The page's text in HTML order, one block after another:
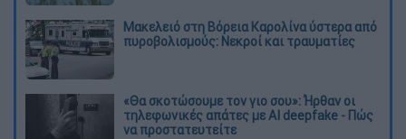
Μακελειό στη Βόρεια Καρολίνα ύστερα από
πυροβολισμούς: Νεκροί και τραυματίες
«Θα σκοτώσουμε τον γιο σου»: Ήρθαν οι
τηλεφωνικές απάτες με AI deepfake - Πώς
να προστατευτείτε